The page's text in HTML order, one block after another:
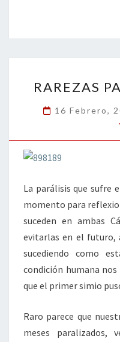
o
o
k
er dI
n
RAREZAS
16 Febrero,
La parálisis que sufre
momento para
suceden en ambas
evitarlas en el futuro,
sucediendo como
condición humana
que el primer simio
Raro parece que
meses paralizados,